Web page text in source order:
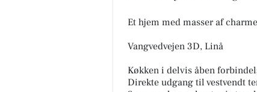
Et hjem med masser af
Vangvedvejen 3D, Linå
Køkken i delvis åben
Direkte udgang til vestvendt